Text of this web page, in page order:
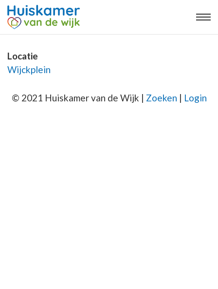
Locatie
Wijckplein
© 2021 Huiskamer van de Wijk | Zoeken | Login